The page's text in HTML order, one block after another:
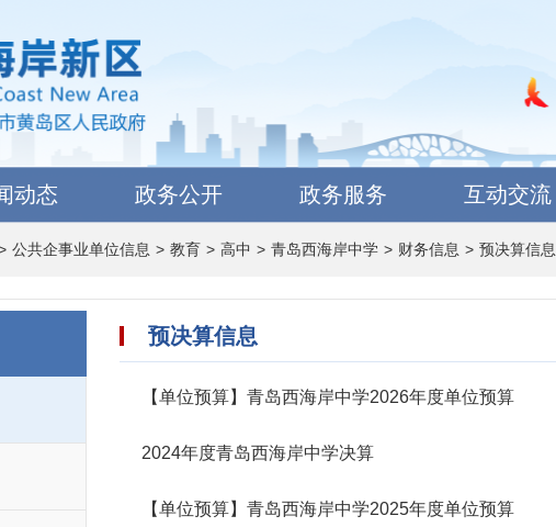
动态 政务公开 政务服务 互动交流
公共企事业单位信息 > 教育 > 高中 > 青岛西海岸中学 > 财务信息 > 预决算信息
预决算信息
【单位预算】青岛西海岸中学2026年度单位预算
2024年度青岛西海岸中学决算
【单位预算】青岛西海岸中学2025年度单位预算